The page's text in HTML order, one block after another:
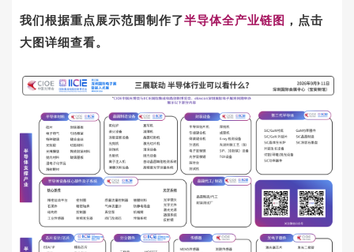
我们根据重点展示范围制作了半导体全产业链图 ， 点击
大图详细查看。